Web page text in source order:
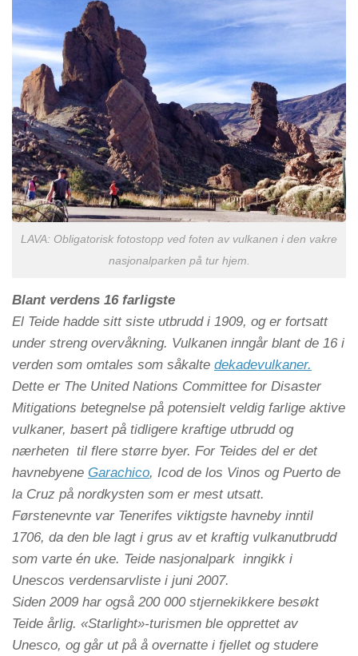
LAVA: Obligatorisk fotostopp ved foten av vulkanen i den vakre
nasjonalparken på tur hjem.
Blant verdens 16 farligste
El Teide hadde sitt siste utbrudd i 1909, og er fortsatt
under streng overvåkning. Vulkanen inngår blant de 16 i
verden som omtales som såkalte dekadevulkaner.
Dette er The United Nations Committee for Disaster
Mitigations betegnelse på potensielt veldig farlige aktive
vulkaner, basert på tidligere kraftige utbrudd og
nærheten til flere større byer. For Teides del er det
havnebyene Garachico, Icod de los Vinos og Puerto de
la Cruz på nordkysten som er mest utsatt.
Førstenevnte var Tenerifes viktigste havneby inntil
1706, da den ble lagt i grus av et kraftig vulkanutbrudd
som varte én uke. Teide nasjonalpark inngikk i
Unescos verdensarvliste i juni 2007.
Siden 2009 har også 200 000 stjernekikkere besøkt
Teide årlig. «Starlight»-turismen ble opprettet av
Unesco, og går ut på å overnatte i fjellet og studere